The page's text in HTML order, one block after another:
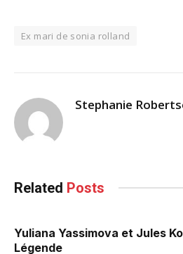
Ex mari de sonia rolland
Stephanie
Related Posts
Yuliana Yassimova et Jules
Légende